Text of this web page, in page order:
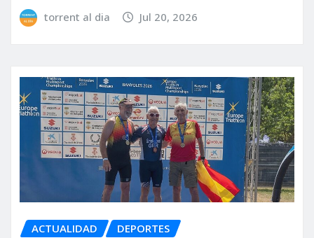
torrent al dia Jul 20, 2026
ACTUALIDAD DEPORTES